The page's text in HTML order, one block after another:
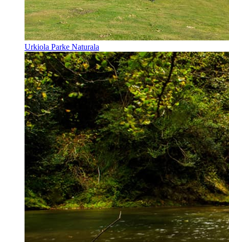
Urkiola Parke Naturala